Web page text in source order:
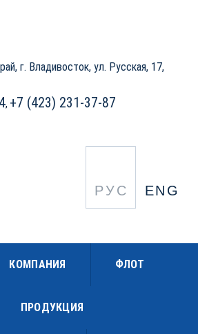
г. Владивосток, ул. Русская, 17,
, +7 (423) 231-37-87
РУС ENG
КОМПАНИЯ ФЛОТ
ПРОДУКЦИЯ